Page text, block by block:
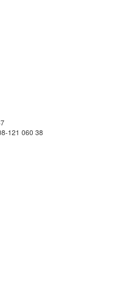
121 060 38